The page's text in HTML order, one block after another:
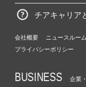
チアキャリア
会社概要 ニュースルーム
プライバシーポリシー
BUSINESS 企業